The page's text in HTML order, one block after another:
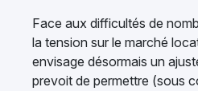
Face aux difficultés de
la tension sur le marché
envisage désormais un
prevoit de permettre (sous